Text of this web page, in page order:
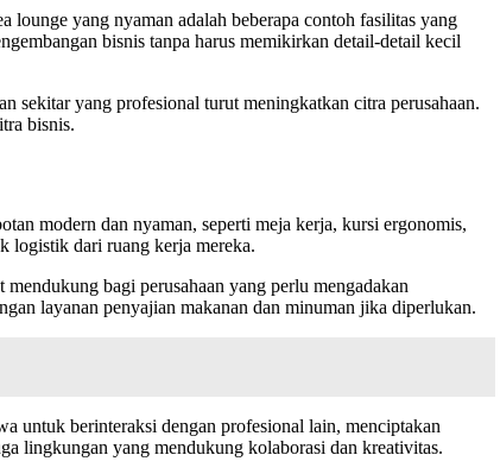
yang nyaman adalah beberapa contoh fasilitas yang
bisnis tanpa harus memikirkan detail-detail kecil
sekitar yang profesional turut meningkatkan citra perusahaan.
bisnis.
modern dan nyaman, seperti meja kerja, kursi ergonomis,
logistik dari ruang kerja mereka.
bagi perusahaan yang perlu mengadakan
layanan penyajian makanan dan minuman jika diperlukan.
untuk berinteraksi dengan profesional lain, menciptakan
lingkungan yang mendukung kolaborasi dan kreativitas.